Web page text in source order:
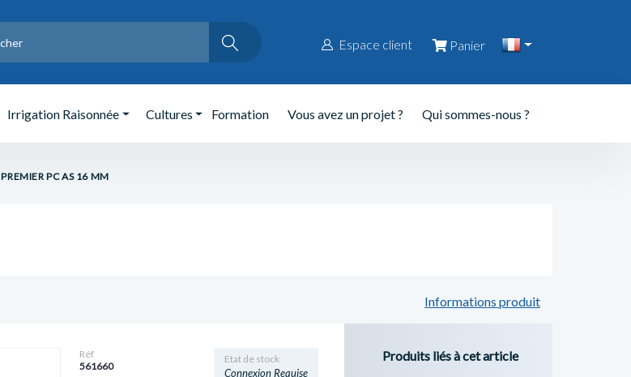
Espace client Panier
Qui sommes-nous ?
Vous avez un projet ?
Formation
Cultures
Irrigation Raisonnée
PREMIER PC AS 16 MM
Informations produit
Etat de stock
Connexion Requise
Réf
561660
Produits liés à cet article